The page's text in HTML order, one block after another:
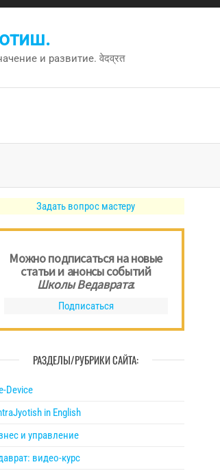
и развитие. वेदव्रत
Задать вопрос мастеру
Можно подписаться на новые
статьи и анонсы событий
Школы Ведаврата:
Подписаться
РАЗДЕЛЫ/РУБРИКИ САЙТА:
Device
in English
и управление
видео-курс